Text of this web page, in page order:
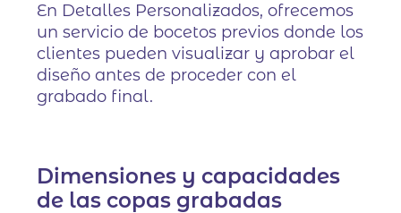
En Detalles Personalizados, ofrecemos
un servicio de bocetos previos donde los
clientes pueden visualizar y aprobar el
diseño antes de proceder con el
grabado final.
Dimensiones y capacidades
de las copas grabadas